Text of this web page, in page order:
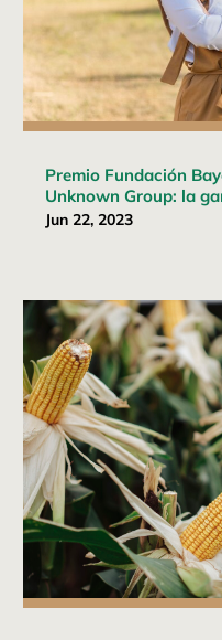
Premio Fundación
Unknown Group: la
Jun 22, 2023